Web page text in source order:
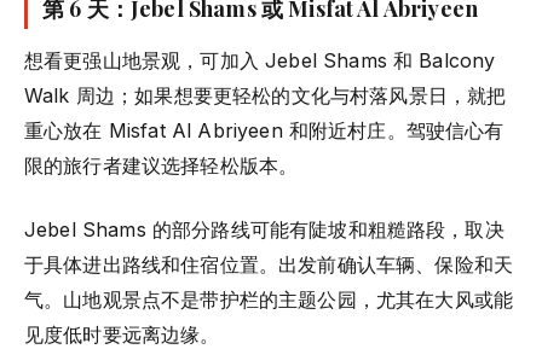
第 6 天：Jebel Shams 或 Misfat Al Abriyeen
想看更强山地景观，可加入 Jebel Shams 和 Balcony
Walk 周边；如果想要更轻松的文化与村落风景日，就把
重心放在 Misfat Al Abriyeen 和附近村庄。驾驶信心有
限的旅行者建议选择轻松版本。
Jebel Shams 的部分路线可能有陡坡和粗糙路段，取决
于具体进出路线和住宿位置。出发前确认车辆、保险和天
气。山地观景点不是带护栏的主题公园，尤其在大风或能
见度低时要远离边缘。